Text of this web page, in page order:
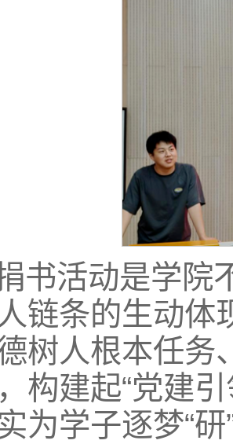
书活动是学院
链条的生动体
树人根本任务
构建起“党建
为学子逐梦“